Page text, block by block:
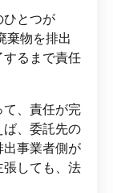
ひとつが
棄物を排出
するまで責任
、責任が完
、委託先の
事業者側が
張しても、法